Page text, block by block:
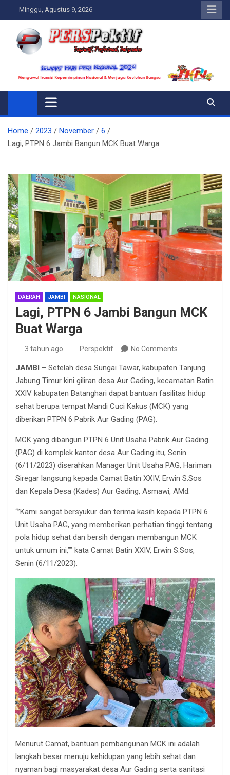
to
content
Minggu, Agustus 9, 2026
Perspektif.today
Ispiratif Profesional Independen
Home 2023 November
6
Lagi, PTPN 6 Jambi Bangun MCK Buat Warga
DAERAH JAMBI NASIONAL
Lagi, PTPN 6 Jambi Bangun MCK
Buat Warga
3 tahun ago Perspektif No Comments
JAMBI – Setelah desa Sungai Tawar, kabupaten Tanjung
Jabung Timur kini giliran desa Aur Gading, kecamatan Batin
XXIV kabupaten Batanghari dapat bantuan fasilitas hidup
sehat berupa tempat Mandi Cuci Kakus (MCK) yang
diberikan PTPN 6 Pabrik Aur Gading (PAG).
MCK yang dibangun PTPN 6 Unit Usaha Pabrik Aur Gading
(PAG) di komplek kantor desa Aur Gading itu, Senin
(6/11/2023) diserahkan Manager Unit Usaha PAG, Hariman
Siregar langsung kepada Camat Batin XXIV, Erwin S.Sos
dan Kepala Desa (Kades) Aur Gading, Asmawi, AMd.
“”Kami sangat bersyukur dan terima kasih kepada PTPN 6
Unit Usaha PAG, yang memberikan perhatian tinggi tentang
pola hidup sehat dan bersih dengan membangun MCK
untuk umum ini,”” kata Camat Batin XXIV, Erwin S.Sos,
Senin (6/11/2023).
Menurut Camat, bantuan pembangunan MCK ini adalah
langkah besar menuju kehidupan yang lebih sehat dan
nyaman bagi masyarakat desa Aur Gading serta sanitasi